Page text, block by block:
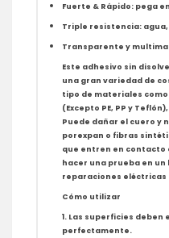
Fuerte & Rápido: pega
Triple resistencia:
Transparente y
Este adhesivo sin
una gran variedad de
tipo de materiales
(Excepto PE, PP y
Puede dañar el cuero y
porexpan o fibras
que entren en contacto
hacer una prueba en
reparaciones eléctricas
Cómo utilizar
1. Las superficies deben
perfectamente.